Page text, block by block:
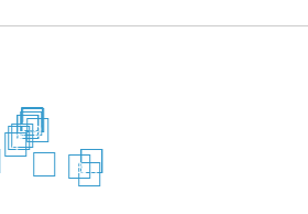
467
8
9
10
11
12
13
14
15
16
17
18